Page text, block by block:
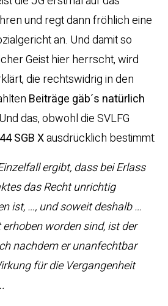
und regt dann fröhlich eine
an. Und damit so
Geist hier herrscht, wird
die rechtswidrig in den
Beiträge gäb´s natürlich
das, obwohl die SVLFG
SGB Xausdrücklich bestimmt:
ergibt, dass bei Erlass
das Recht unrichtig
ist, …, und soweit deshalb …
worden sind, ist der
nachdem er unanfechtbar
für die Vergangenheit